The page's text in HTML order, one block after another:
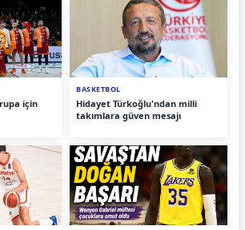
için
BASKETBOL
Hidayet Türkoğlu'ndan milli
takımlara güven mesajı